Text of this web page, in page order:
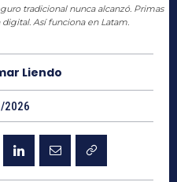
tradicional nunca alcanzó. Primas
Así funciona en Latam.
Liendo
2026